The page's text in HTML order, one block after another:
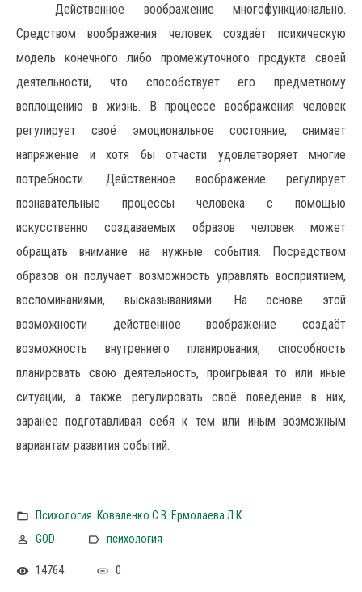
Действенное воображение многофункционально.
Средством воображения человек создаёт психическую
модель конечного либо промежуточного продукта своей
деятельности, что способствует его предметному
воплощению в жизнь. В процессе воображения человек
регулирует своё эмоциональное состояние, снимает
напряжение и хотя бы отчасти удовлетворяет многие
потребности. Действенное воображение регулирует
познавательные процессы человека с помощью
искусственно создаваемых образов человек может
обращать внимание на нужные события. Посредством
образов он получает возможность управлять восприятием,
воспоминаниями, высказываниями. На основе этой
возможности действенное воображение создаёт
возможность внутреннего планирования, способность
планировать свою деятельность, проигрывая то или иные
ситуации, а также регулировать своё поведение в них,
заранее подготавливая себя к тем или иным возможным
вариантам развития событий.
Психология. Коваленко С.В. Ермолаева Л.К.
GOD
психология
14764 0